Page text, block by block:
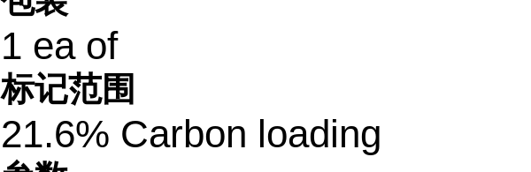
1 ea of
标记范围
21.6% Carbon loading